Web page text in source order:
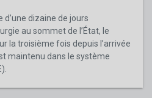
d’une dizaine de jours
au sommet de l’État, le
la troisième fois depuis l’arrivée
maintenu dans le système